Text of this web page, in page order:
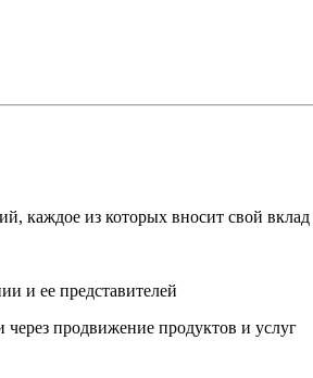
каждое из которых вносит свой
и ее представителей
продвижение продуктов и услуг